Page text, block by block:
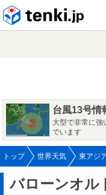
台風13号情
大型で非常に強
でいます
トップ 世界天気 東アジ
バローンオル